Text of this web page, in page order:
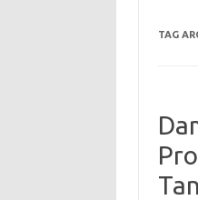
TAG